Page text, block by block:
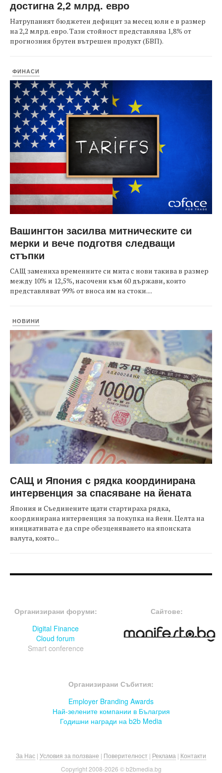
достигна 2,2 млрд. евро
Натрупаният бюджетен дефицит за месец юли е в размер
на 2,2 млрд. евро. Тази стойност представлява 1,8% от
прогнозния брутен вътрешен продукт (БВП).
ФИНАСИ
Вашингтон засилва митническите си
мерки и вече подготвя следващи
стъпки
САЩ замениха временните си мита с нови такива в размер
между 10% и 12,5%, насочени към 60 държави, които
представляват 99% от вноса им на стоки....
НОВИНИ
САЩ и Япония с рядка координирана
интервенция за спасяване на йената
Япония и Съединените щати стартираха рядка,
координирана интервенция за покупка на йени. Целта на
инициативата е да спре обезценяването на японската
валута, която...
Организирани форуми:
Digital Finance
Cloud forum
Smart conference
Сайтове:
Организирани Събития:
Employer Branding Awards
Най-зелените компании в Бълагрия
Годишни награди на b2b Media
За Нас | Условия за ползване | Поверителност | Реклама | Контакти
Copyright 2008-2026 © b2bmedia.bg